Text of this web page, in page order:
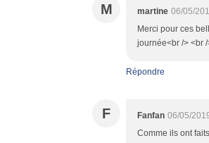
M martine 06/05/
Merci pour ces
journée<br /> <br
Répondre
F Fanfan 06/05/
Comme ils ont